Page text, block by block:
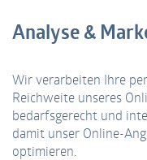
Analyse &
Wir verarbeiten Ihre
Reichweite unseres
bedarfsgerecht und
damit unser Online-
optimieren.